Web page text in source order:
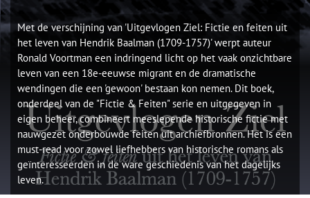
Met de verschijning van 'Uitgevlogen Ziel: Fictie en feiten uit
het leven van Hendrik Baalman (1709-1757)' werpt auteur
Ronald Voortman een indringend licht op het vaak onzichtbare
leven van een 18e-eeuwse migrant en de dramatische
wendingen die een 'gewoon' bestaan kon nemen. Dit boek,
onderdeel van de "Fictie & Feiten" serie en uitgegeven in
eigen beheer, combineert meeslepende historische fictie met
nauwgezet onderbouwde feiten uit archiefbronnen. Het is een
must-read voor zowel liefhebbers van historische romans als
geïnteresseerden in de ware geschiedenis van het dagelijks
leven.